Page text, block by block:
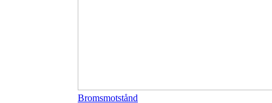
Bromsmotstånd